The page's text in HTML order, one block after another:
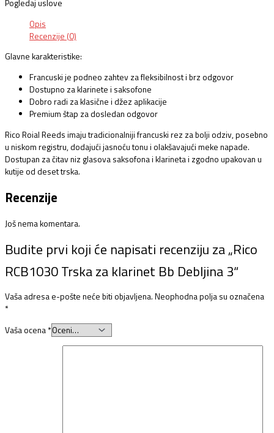
Pogledaj uslove
Opis
Recenzije (0)
Glavne karakteristike:
Francuski je podneo zahtev za fleksibilnost i brz odgovor
Dostupno za klarinete i saksofone
Dobro radi za klasične i džez aplikacije
Premium štap za dosledan odgovor
Rico Roial Reeds imaju tradicionalniji francuski rez za bolji odziv, posebno
u niskom registru, dodajući jasnoću tonu i olakšavajući meke napade.
Dostupan za čitav niz glasova saksofona i klarineta i zgodno upakovan u
kutije od deset trska.
Recenzije
Još nema komentara.
Budite prvi koji će napisati recenziju za „Rico
RCB1030 Trska za klarinet Bb Debljina 3“
Vaša adresa e-pošte neće biti objavljena. Neophodna polja su označena
*
Vaša ocena *